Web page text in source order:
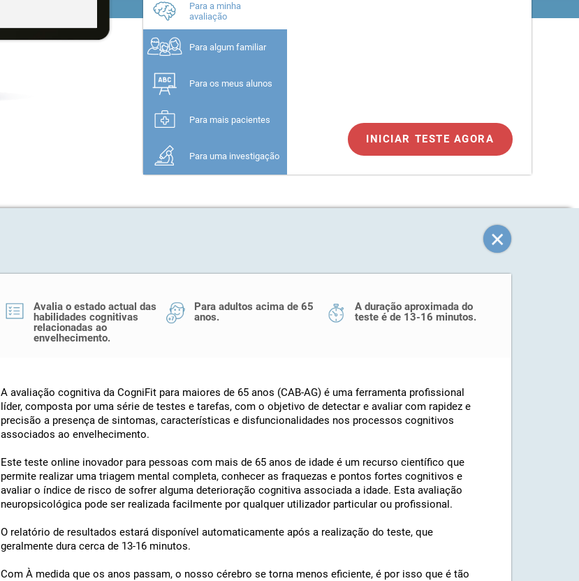
Para a minha
avaliação
Para algum familiar
Para os meus alunos
Para mais pacientes
Para uma investigação
INICIAR TESTE AGORA
Avalia o estado actual das
habilidades cognitivas
relacionadas ao
envelhecimento.
Para adultos acima de 65
anos.
A duração aproximada do
teste é de 13-16 minutos.
A avaliação cognitiva da CogniFit para maiores de 65 anos (CAB-AG) é uma ferramenta profissional
líder, composta por uma série de testes e tarefas, com o objetivo de detectar e avaliar com rapidez e
precisão a presença de sintomas, características e disfuncionalidades nos processos cognitivos
associados ao envelhecimento.
Este teste online inovador para pessoas com mais de 65 anos de idade é um recurso científico que
permite realizar uma triagem mental completa, conhecer as fraquezas e pontos fortes cognitivos e
avaliar o índice de risco de sofrer alguma deterioração cognitiva associada a idade. Esta avaliação
neuropsicológica pode ser realizada facilmente por qualquer utilizador particular ou profissional.
O relatório de resultados estará disponível automaticamente após a realização do teste, que
geralmente dura cerca de 13-16 minutos.
Com À medida que os anos passam, o nosso cérebro se torna menos eficiente, é por isso que é tão